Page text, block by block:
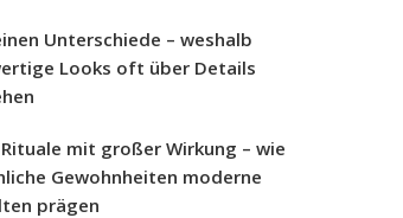
Unterschiede – weshalb
Looks oft über Details
mit großer Wirkung – wie
Gewohnheiten moderne
prägen